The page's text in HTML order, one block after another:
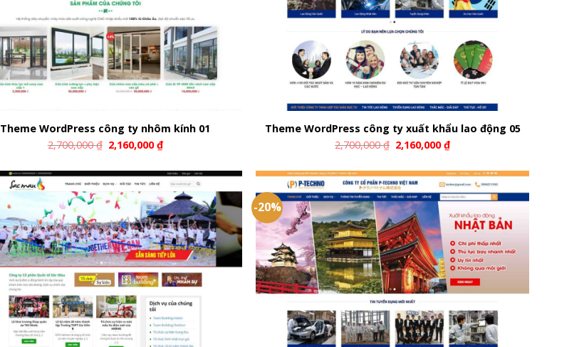
Theme WordPress công ty nhôm kính 01
2,700,000₫ 2,160,000₫
Theme WordPress công ty xuất khẩu lao động 05
2,700,000₫ 2,160,000₫
-20%